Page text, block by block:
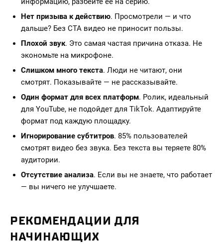
Нет призыва к действию. Просмотрели — и что
дальше? Без CTA видео не приносит пользы.
Плохой звук. Это самая частая причина отказа. Не
экономьте на микрофоне.
Слишком много текста. Люди не читают, они
смотрят. Показывайте — не рассказывайте.
Один формат для всех платформ. Ролик, идеальный
для YouTube, не подойдет для TikTok. Адаптируйте
формат под каждую площадку.
Игнорирование субтитров. 85% пользователей
смотрят видео без звука. Без текста вы теряете 80%
аудитории.
Отсутствие анализа. Если вы не знаете, что работает
— вы ничего не улучшаете.
РЕКОМЕНДАЦИИ ДЛЯ
НАЧИНАЮЩИХ